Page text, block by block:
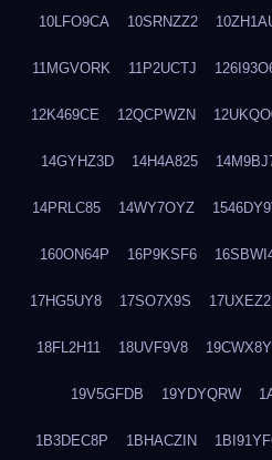
10LFO9CA 10SRNZZ2
11MGVORK 11P2UCTJ
12K469CE 12QCPWZN
14GYHZ3D 14H4A825
14PRLC85 14WY7OYZ
160ON64P 16P9KSF6
17HG5UY8 17SO7X9S
18FL2H11 18UVF9V8
19V5GFDB 19YDYQRW
1B3DEC8P 1BHACZIN